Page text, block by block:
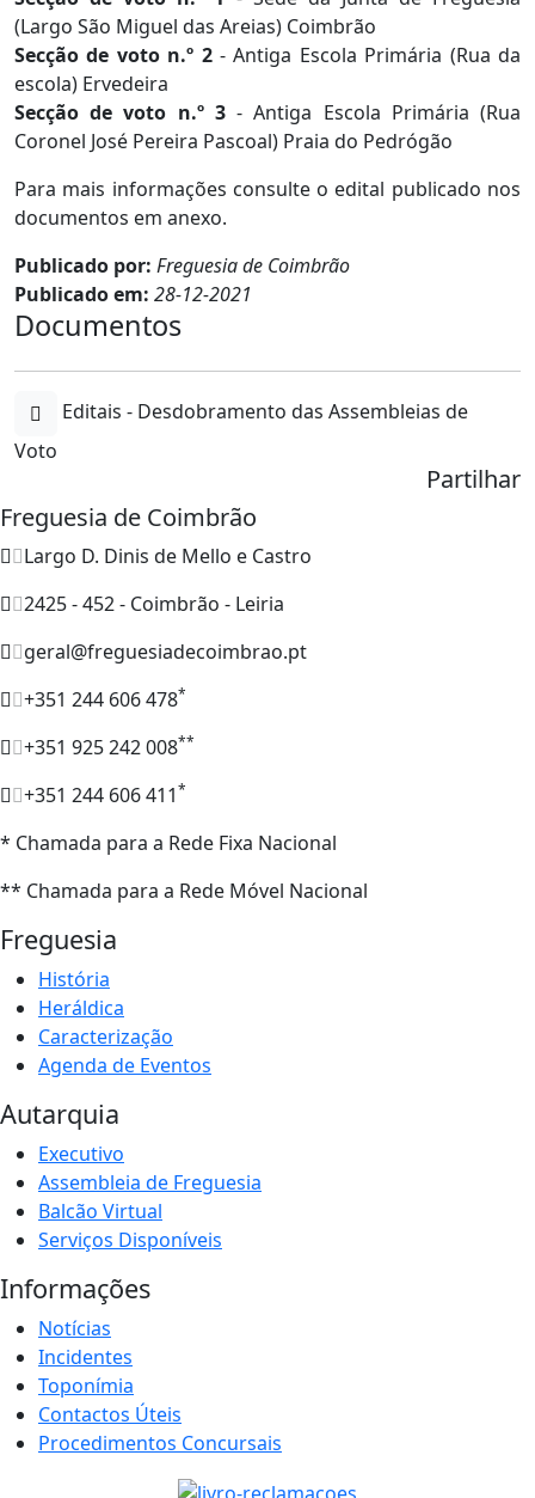
(Largo São Miguel das Areias) Coimbrão
Secção de voto n.º 2- Antiga Escola Primária (Rua da
escola) Ervedeira
Secção de voto n.º 3- Antiga Escola Primária (Rua
Coronel José Pereira Pascoal) Praia do Pedrógão
Para mais informações consulte o edital publicado nos
documentos em anexo.
Publicado por: Freguesia de Coimbrão
Publicado em: 28-12-2021
Documentos
Editais - Desdobramento das Assembleias de
Voto
Partilhar
Freguesia de Coimbrão
Largo D. Dinis de Mello e Castro
2425 - 452 - Coimbrão - Leiria
geral@freguesiadecoimbrao.pt
+351 244 606 478*
+351 925 242 008**
+351 244 606 411*
* Chamada para a Rede Fixa Nacional
** Chamada para a Rede Móvel Nacional
Freguesia
História
Heráldica
Caracterização
Agenda de Eventos
Autarquia
Executivo
Assembleia de Freguesia
Balcão Virtual
Serviços Disponíveis
Informações
Notícias
Incidentes
Toponímia
Contactos Úteis
Procedimentos Concursais